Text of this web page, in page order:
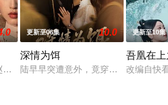
虽出身草莽，却心怀壮志，他结识了
更新至06集 10.0
深情为饵
陆早早突遭意外，竟穿越成民国少
更新至10集
吾凰在
改编自快